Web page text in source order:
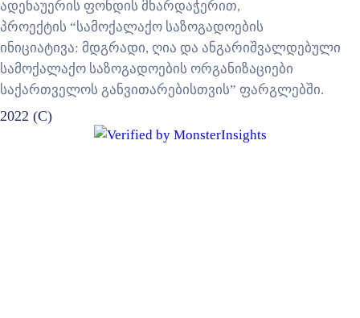
ადენაუერის ფონდის მხარდაჭერით,
პროექტის “სამოქალაქო საზოგადოების
ინიციატივა: მდგრადი, ღია და ანგარიშვალდებული
სამოქალაქო საზოგადოების ორგანიზაციები
საქართველოს განვითარებისთვის” ფარგლებში.
2022 (C)